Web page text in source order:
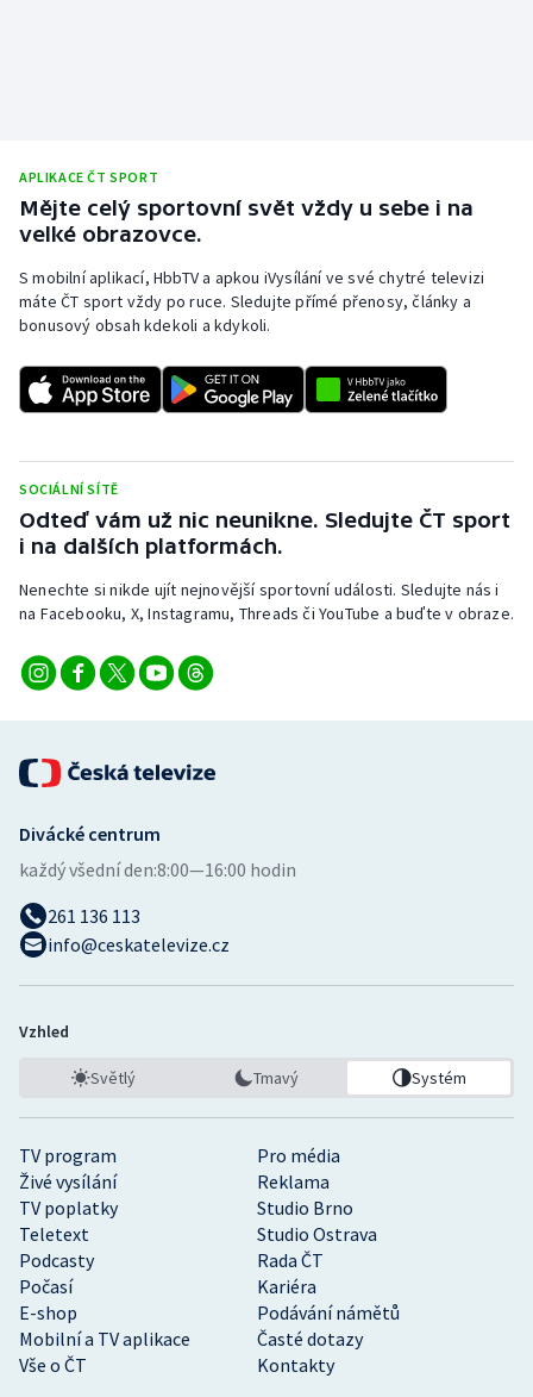
APLIKACE ČT SPORT
Mějte celý sportovní svět vždy u sebe i na
velké obrazovce.
S mobilní aplikací, HbbTV a apkou iVysílání ve své chytré televizi
máte ČT sport vždy po ruce. Sledujte přímé přenosy, články a
bonusový obsah kdekoli a kdykoli.
SOCIÁLNÍ SÍTĚ
Odteď vám už nic neunikne. Sledujte ČT sport
i na dalších platformách.
Nenechte si nikde ujít nejnovější sportovní události. Sledujte nás i
na Facebooku, X, Instagramu, Threads či YouTube a buďte v obraze.
TV program
Pro média
Živé vysílání
Reklama
TV poplatky
Studio Brno
Teletext
Studio Ostrava
Podcasty
Rada ČT
Počasí
Kariéra
E-shop
Podávání námětů
Mobilní a TV aplikace
Časté dotazy
Vše o ČT
Kontakty
Divácké centrum
každý všední den:8:00—16:00 hodin
261 136 113
info@ceskatelevize.cz
Vzhled
Světlý Tmavý Systém